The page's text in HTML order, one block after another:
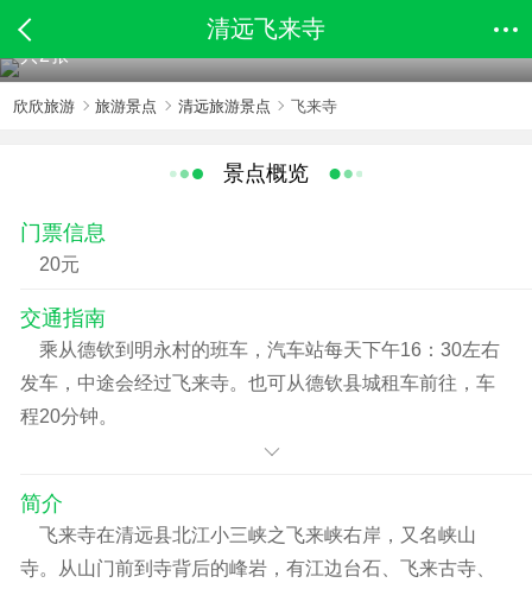
清远飞来寺
共2张
欣欣旅游 旅游景点 清远旅游景点 飞来寺
景点概览
门票信息
20元
交通指南
乘从德钦到明永村的班车，汽车站每天下午16：30左右
发车，中途会经过飞来寺。也可从德钦县城租车前往，车
程20分钟。
简介
飞来寺在清远县北江小三峡之飞来峡右岸，又名峡山
寺。从山门前到寺背后的峰岩，有江边台石、飞来古寺、